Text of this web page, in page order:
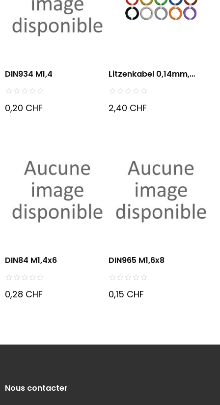
DIN934 M1,4
0,20 CHF
Litzenkabel 0,14mm,
Aussen:...
2,40 CHF
DIN84 M1,4x6
0,28 CHF
DIN965 M1,6x8
0,15 CHF
Nous contacter